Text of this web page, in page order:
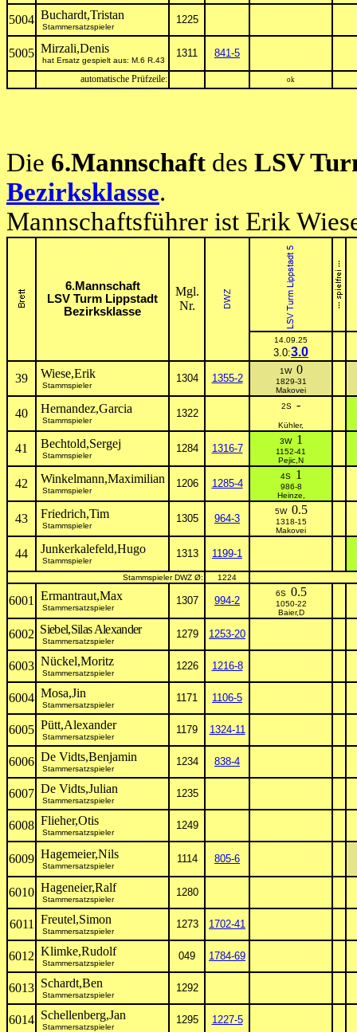
5004 Buchardt,Tristan
Stammersatzspieler
1225
5005 Mirzali,Denis
hat Ersatz gespielt aus: M.6 R.43
1311 841-5
automatische Prüfzeile: ok
Die 6.Mannschaft des LSV
Bezirksklasse.
Mannschaftsführer ist Erik
6.Mannschaft
LSV Turm Lippstadt
Bezirksklasse
Mgl.
Nr.
14.09.25
3.0:3.0
39
Wiese,Erik
Stammspieler
1304 1355-2
1W 0
1829-31
Makovei
40 Hernandez,Garcia
Stammspieler
1322
2S -
Kühler,
41 Bechtold,Sergej
Stammspieler
1284 1316-7
3W 1
1152-41
Pejic,N
42 Winkelmann,Maximilian
Stammspieler
1206 1285-4
4S 1
986-8
Heinze,
43 Friedrich,Tim
Stammspieler
1305 964-3
5W 0.5
1318-15
Makovei
44 Junkerkalefeld,Hugo
Stammspieler
1313 1199-1
Stammspieler DWZ Ø: 1224
6001 Ermantraut,Max
Stammersatzspieler
1307 994-2
6S 0.5
1050-22
Baier,D
6002 Siebel,Silas Alexander
Stammersatzspieler
1279 1253-20
6003 Nückel,Moritz
Stammersatzspieler
1226 1216-8
6004 Mosa,Jin
Stammersatzspieler
1171 1106-5
6005 Pütt,Alexander
Stammersatzspieler
1179 1324-11
6006 De Vidts,Benjamin
Stammersatzspieler
1234 838-4
6007 De Vidts,Julian
Stammersatzspieler
1235
6008 Flieher,Otis
Stammersatzspieler
1249
6009 Hagemeier,Nils
Stammersatzspieler
1114 805-6
6010 Hageneier,Ralf
Stammersatzspieler
1280
6011 Freutel,Simon
Stammersatzspieler
1273 1702-41
6012 Klimke,Rudolf
Stammersatzspieler
049 1784-69
6013 Schardt,Ben
Stammersatzspieler
1292
6014 Schellenberg,Jan
Stammersatzspieler
1295 1227-5